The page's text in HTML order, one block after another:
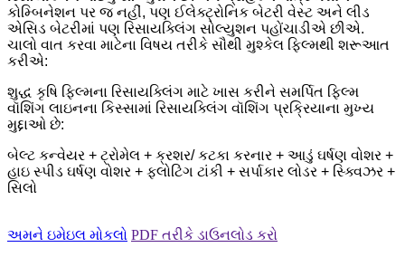
કોમ્બિનેશન પર જ નહીં, પણ ઈલેક્ટ્રોનિક બેટરી વેસ્ટ અને લીડ
એસિડ બેટરીમાં પણ રિસાયક્લિંગ સોલ્યુશન પહોંચાડીએ છીએ.
ચાલો વાત કરવા માટેના વિષય તરીકે સૌથી મુશ્કેલ ફિલ્મથી શરૂઆત
કરીએ:
શુદ્ધ કૃષિ ફિલ્મના રિસાયક્લિંગ માટે ખાસ કરીને સમર્પિત ફિલ્મ
વૉશિંગ લાઇનના કિસ્સામાં રિસાયક્લિંગ વૉશિંગ પ્રક્રિયાના મુખ્ય
મુદ્દાઓ છે:
બેલ્ટ કન્વેયર + ટ્રોમેલ + ક્રશર/ કટકા કરનાર + આડું ઘર્ષણ વોશર +
હાઇ સ્પીડ ઘર્ષણ વોશર + ફ્લોટિંગ ટાંકી + સર્પાકાર લોડર + સ્ક્વિઝર +
સિલો
અમને ઇમેઇલ મોકલો PDF તરીકે ડાઉનલોડ કરો